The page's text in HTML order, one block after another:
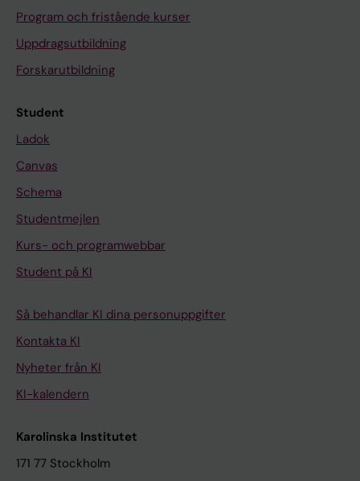
Program och fristående kurser
Uppdragsutbildning
Forskarutbildning
Student
Ladok
Canvas
Schema
Studentmejlen
Kurs- och programwebbar
Student på KI
Så behandlar KI dina personuppgifter
Kontakta KI
Nyheter från KI
KI-kalendern
Karolinska Institutet
171 77 Stockholm